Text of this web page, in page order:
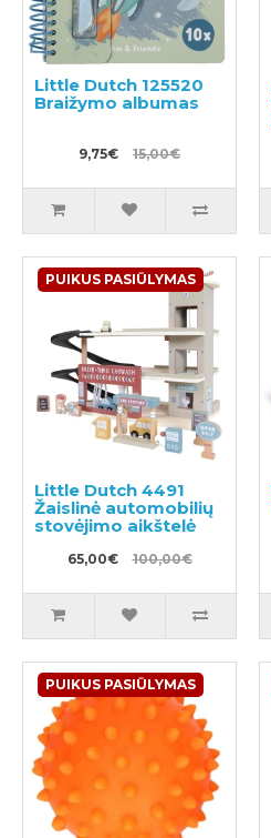
Little Dutch 125520
Braižymo albumas
9,75€ 15,00€
PUIKUS PASIŪLYMAS
Little Dutch 4491
Žaislinė automobilių
stovėjimo aikštelė
65,00€ 100,00€
PUIKUS PASIŪLYMAS